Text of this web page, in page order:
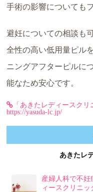
手術の影響についても
避妊についての相談も
全性の高い低用量ピル
ニングアフターピルに
能なため安心です。
「あきたレディースク
https://yasuda-lc.jp/
あきたレ
産婦人科で不
ィースクリニッ